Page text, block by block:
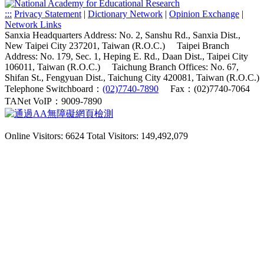
::: Privacy Statement| Dictionary Network | Opinion Exchange |
Network Links
Sanxia Headquarters Address: No. 2, Sanshu Rd., Sanxia Dist.,
New Taipei City 237201, Taiwan (R.O.C.)
Taipei Branch
Address: No. 179, Sec. 1, Heping E. Rd., Daan Dist., Taipei City
106011, Taiwan (R.O.C.)
Taichung Branch Offices: No. 67,
Shifan St., Fengyuan Dist., Taichung City 420081, Taiwan (R.O.C.)
Telephone Switchboard： (02)7740-7890
Fax：(02)7740-7064
TANet VoIP：9009-7890
Online Visitors: 6624 Total Visitors: 149,492,079